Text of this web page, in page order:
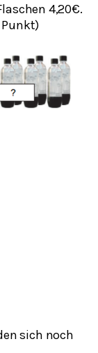
4,20€.
Punkt)
sich noch